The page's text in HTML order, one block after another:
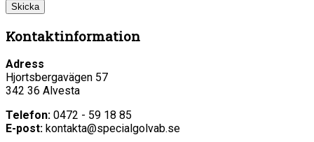
Kontaktinformation
Adress
Hjortsbergavägen 57
342 36 Alvesta
Telefon: 0472 - 59 18 85
E-post: kontakta@specialgolvab.se